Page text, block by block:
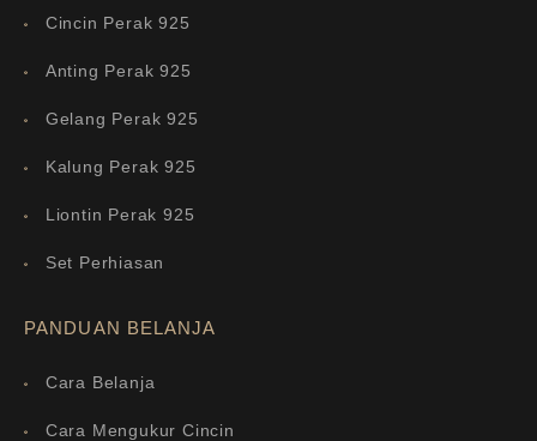
Cincin Perak 925
Anting Perak 925
Gelang Perak 925
Kalung Perak 925
Liontin Perak 925
Set Perhiasan
PANDUAN BELANJA
Cara Belanja
Cara Mengukur Cincin